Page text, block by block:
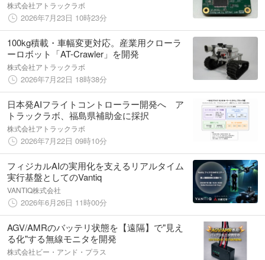
株式会社アトラックラボ
2026年7月23日 10時23分
100kg積載・車幅変更対応。産業用クローラ
ーロボット「AT-Crawler」を開発
株式会社アトラックラボ
2026年7月22日 18時38分
日本発AIフライトコントローラー開発へ ア
トラックラボ、福島県補助金に採択
株式会社アトラックラボ
2026年7月22日 09時10分
フィジカルAIの実用化を支えるリアルタイム
実行基盤としてのVantiq
VANTIQ株式会社
2026年6月26日 11時00分
AGV/AMRのバッテリ状態を【遠隔】で"見え
る化"する無線モニタを開発
株式会社ビー・アンド・プラス